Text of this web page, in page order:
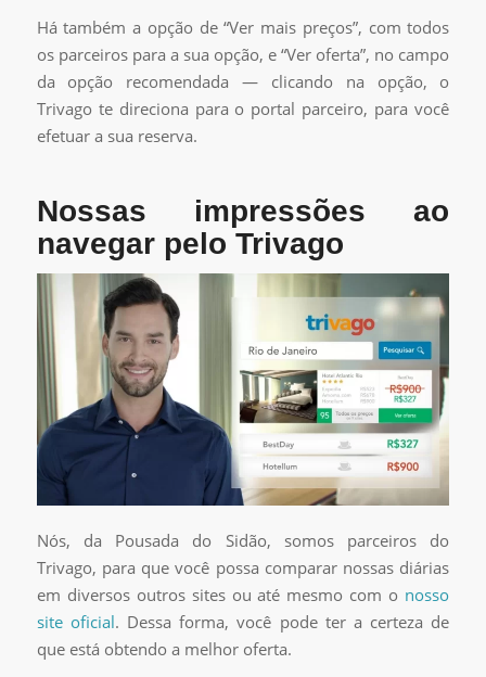
Há também a opção de “Ver mais preços”, com todos
os parceiros para a sua opção, e “Ver oferta”, no campo
da opção recomendada — clicando na opção, o
Trivago te direciona para o portal parceiro, para você
efetuar a sua reserva.
Nossas impressões ao
navegar pelo Trivago
Nós, da Pousada do Sidão, somos parceiros do
Trivago, para que você possa comparar nossas diárias
em diversos outros sites ou até mesmo com o nosso
site oficial. Dessa forma, você pode ter a certeza de
que está obtendo a melhor oferta.